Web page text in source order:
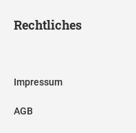
Rechtliches
Impressum
AGB